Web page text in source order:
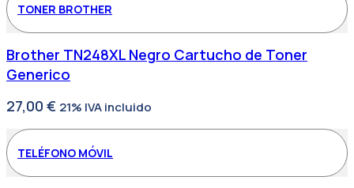
TONER BROTHER
Brother TN248XL Negro Cartucho de Toner
Generico
27,00 € 21% IVA incluido
TELÉFONO MÓVIL